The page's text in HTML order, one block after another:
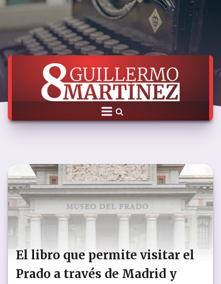
El libro que permite visitar el
Prado a través de Madrid y